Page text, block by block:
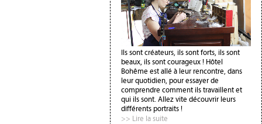
Ils sont créateurs, ils sont forts, ils sont
beaux, ils sont courageux ! Hôtel
Bohême est allé à leur rencontre, dans
leur quotidien, pour essayer de
comprendre comment ils travaillent et
qui ils sont. Allez vite découvrir leurs
différents portraits !
>> Lire la suite